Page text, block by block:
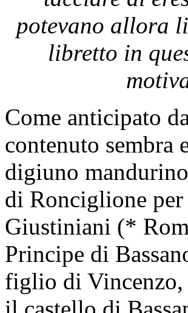
potevano allora
libretto in
Come anticipato
contenuto sembra
digiuno
di Ronciglione per
Giustiniani (*
Principe di
figlio di Vincenzo,